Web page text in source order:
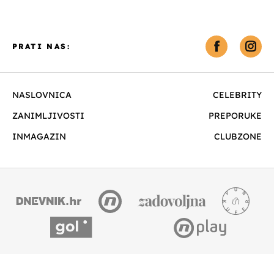
NASLOVNICA
CELEBRITY
ZANIMLJIVOSTI
PREPORUKE
INMAGAZIN
CLUBZONE
PRATI NAS: